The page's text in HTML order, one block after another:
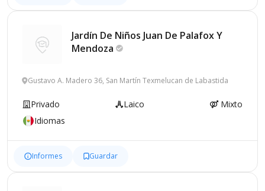
Jardín De Niños Juan De Palafox Y
Mendoza
Gustavo A. Madero 36, San Martín Texmelucan de Labastida
Privado Laico
Mixto
Idiomas
Informes Guardar